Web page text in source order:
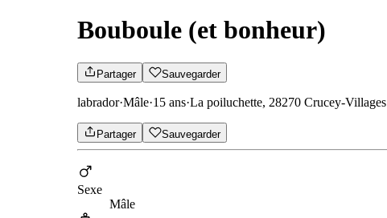
Bouboule (et bonheur)
Partager Sauvegarder
labrador·Mâle·15 ans·La poiluchette, 28270 Crucey-Villages
Partager Sauvegarder
Sexe
Mâle